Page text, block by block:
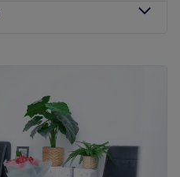
12:00
12:00
12:00–21:00
12:00– 21:00